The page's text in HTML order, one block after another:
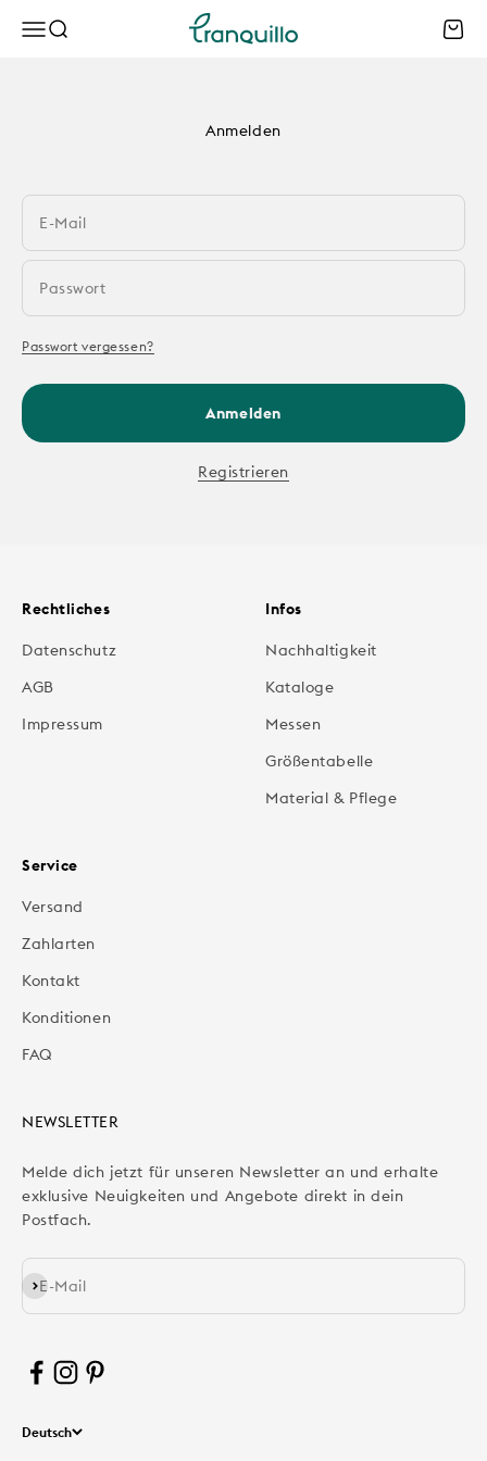
MenüSuche Tranquillo B2B
Anmelden
E-Mail
Passwort
Passwort vergessen?
Anmelden
Registrieren
Rechtliches
Datenschutz
AGB
Impressum
Infos
Nachhaltigkeit
Kataloge
Messen
Größentabelle
Material & Pflege
Service
Versand
Zahlarten
Kontakt
Konditionen
FAQ
NEWSLETTER
Melde dich jetzt für unseren Newsletter an und erhalte
exklusive Neuigkeiten und Angebote direkt in dein
Postfach.
E-Mail
Abonnieren
Deutsch